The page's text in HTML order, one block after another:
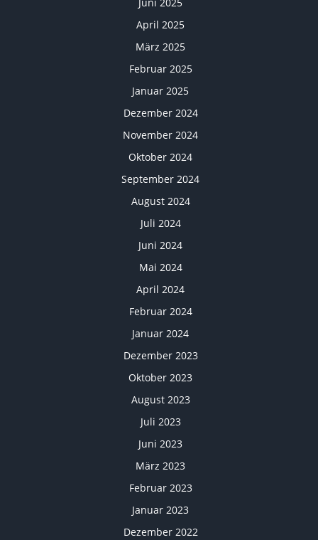
April 2025
März 2025
Februar 2025
Januar 2025
Dezember 2024
November 2024
Oktober 2024
September 2024
August 2024
Juli 2024
Juni 2024
Mai 2024
April 2024
Februar 2024
Januar 2024
Dezember 2023
Oktober 2023
August 2023
Juli 2023
Juni 2023
März 2023
Februar 2023
Januar 2023
Dezember 2022